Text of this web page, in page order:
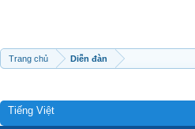
Trang chủ Diễn đàn
Tiếng Việt